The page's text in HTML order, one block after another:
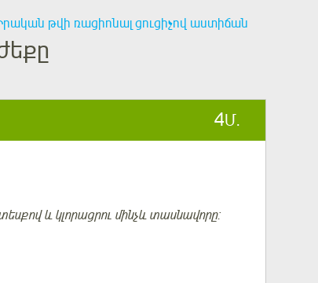
թվի ռացիոնալ ցուցիչով աստիճան
4Մ.
և կլորացրու մինչև տասնավորը: